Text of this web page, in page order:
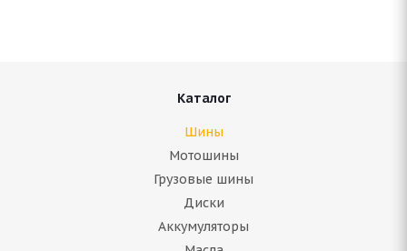
Каталог
Шины
Мотошины
Грузовые шины
Диски
Аккумуляторы